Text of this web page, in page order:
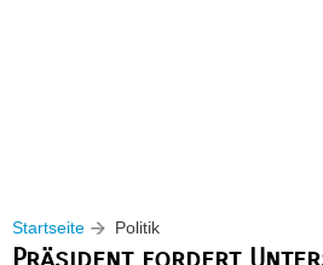
Startseite Politik
Präsident fordert